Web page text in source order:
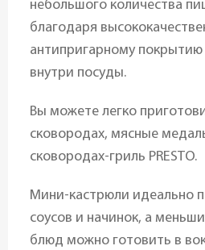
небольшого количества
благодаря
антипригарному покрытию
внутри посуды.
Вы можете легко
сковородах, мясные
сковородах-гриль PRESTO.
Мини-кастрюли идеально
соусов и начинок, а
блюд можно готовить в